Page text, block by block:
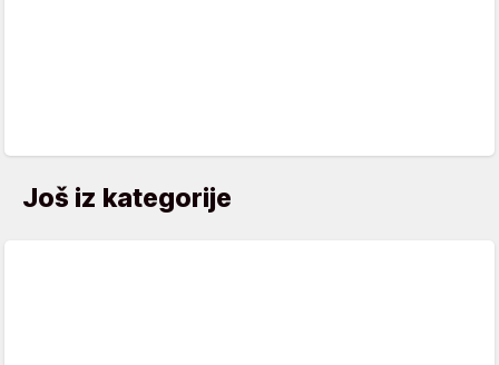
Još iz kategorije